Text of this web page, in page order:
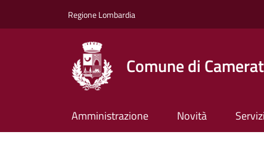
Regione Lombardia
Comune di
Amministrazione Novità Servizi